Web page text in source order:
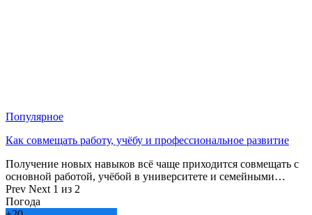
Популярное
Как совмещать работу, учёбу и профессиональное развитие
Получение новых навыков всё чаще приходится совмещать с
основной работой, учёбой в университете и семейными…
Prev Next 1 из 2
Погода